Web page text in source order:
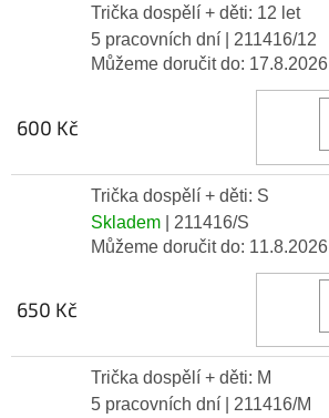
Trička dospělí + děti: 12 let
5 pracovních dní
| 211416/12
Můžeme doručit do: 17.8.2026
600 Kč
Trička dospělí + děti: S
Skladem
| 211416/S
Můžeme doručit do: 11.8.2026
650 Kč
Trička dospělí + děti: M
5 pracovních dní
| 211416/M